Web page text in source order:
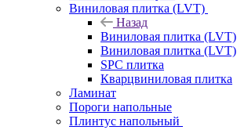
Виниловая плитка (LVT)
Назад
Виниловая плитка (LVT)
Виниловая плитка (LVT)
SPC плитка
Кварцвиниловая плитка
Ламинат
Пороги напольные
Плинтус напольный